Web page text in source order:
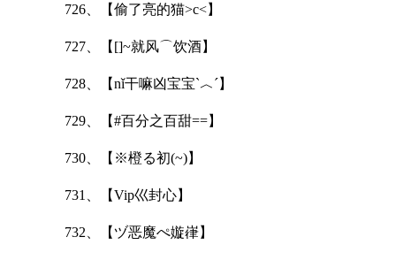
726、【偷了亮的猫>c<】
727、【[]~就风⌒饮酒】
728、【nǐ干嘛凶宝宝ˋ︿ˊ】
729、【#百分之百甜==】
730、【※橙る初(~)】
731、【Vip巛封心】
732、【ヅ恶魔ぺ嫙嵂】